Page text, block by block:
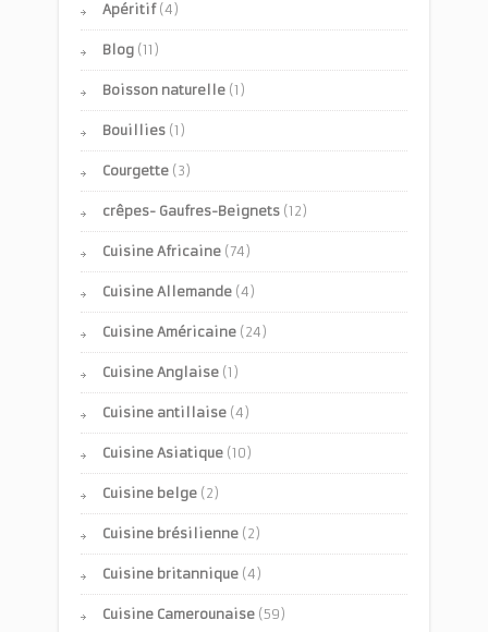
Apéritif(4)
Blog (11)
Boisson naturelle (1)
Bouillies (1)
Courgette (3)
crêpes- Gaufres-Beignets (12)
Cuisine Africaine (74)
Cuisine Allemande (4)
Cuisine Américaine (24)
Cuisine Anglaise (1)
Cuisine antillaise (4)
Cuisine Asiatique (10)
Cuisine belge (2)
Cuisine brésilienne (2)
Cuisine britannique (4)
Cuisine Camerounaise (59)